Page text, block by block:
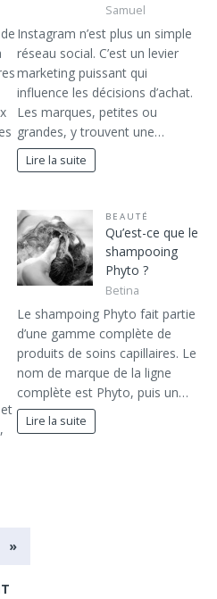
Samuel
Instagram n’est plus un simple
réseau social. C’est un levier
marketing puissant qui
influence les décisions d’achat.
Les marques, petites ou
grandes, y trouvent une…
Lire la suite
BEAUTÉ
Qu’est-ce que le
shampooing
Phyto ?
Betina
Le shampoing Phyto fait partie
d’une gamme complète de
produits de soins capillaires. Le
nom de marque de la ligne
complète est Phyto, puis un…
Lire la suite
»